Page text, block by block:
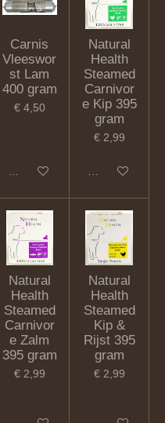
hoogte
Carnis
Vleeswor
st Lam
400 gram
€ 4,50
In winkelwagen
Natural
Health
Steamed
Carnivor
e Kip 395
gram
€ 2,99
In winkelwagen
Natural
Health
Steamed
Carnivor
e Zalm
395 gram
€ 2,99
Natural
Health
Steamed
Kip &
Rijst 395
gram
€ 2,99